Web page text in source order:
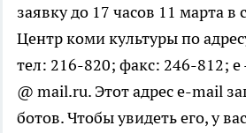
заявку до 17 часов 11 марта
Центр коми культуры по
тел: 216-820; факс: 246-812;
@ mail.ru. Этот адрес e-mail
ботов. Чтобы увидеть его, у